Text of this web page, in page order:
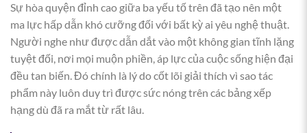
Sự hòa quyện đỉnh cao giữa ba yếu tố trên đã tạo nên một
ma lực hấp dẫn khó cưỡng đối với bất kỳ ai yêu nghệ thuật.
Người nghe như được dẫn dắt vào một không gian tĩnh lặng
tuyệt đối, nơi mọi muộn phiền, áp lực của cuộc sống hiện đại
đều tan biến. Đó chính là lý do cốt lõi giải thích vì sao tác
phẩm này luôn duy trì được sức nóng trên các bảng xếp
hạng dù đã ra mắt từ rất lâu.